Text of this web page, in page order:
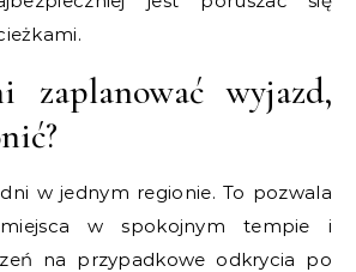
wyjazd,
w jednym regionie. To pozwala
w spokojnym tempie i
na przypadkowe odkrycia po